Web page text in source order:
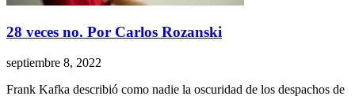
28 veces no. Por Carlos Rozanski
septiembre 8, 2022
Frank Kafka describió como nadie la oscuridad de los despachos de